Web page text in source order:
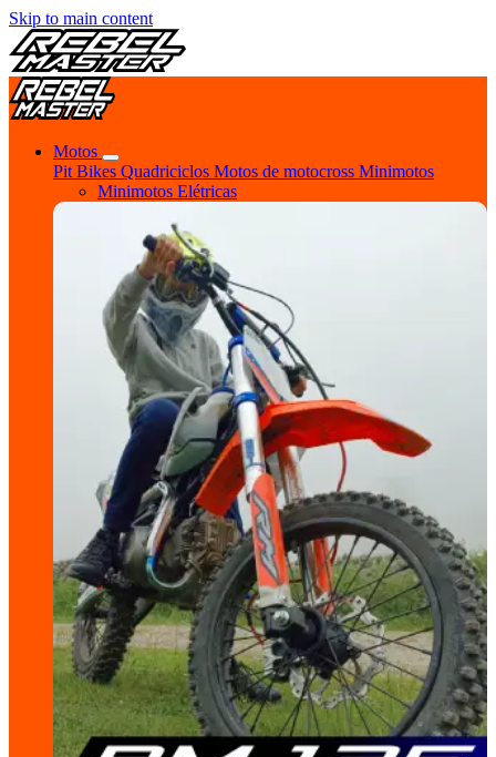
Skip to main content
Motos
Pit Bikes Quadriciclos Motos de motocross Minimotos
Minimotos Elétricas